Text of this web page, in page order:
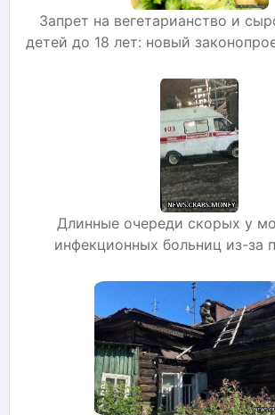
Запрет на вегетарианство и
детей до 18 лет: новый
Длинные очереди скорых у
инфекционных больниц из-за